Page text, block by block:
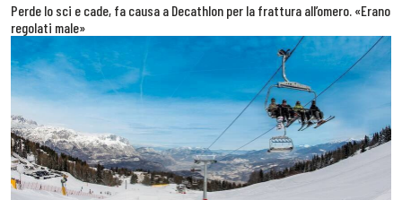
Perde lo sci e cade, fa causa a Decathlon per la frattura all’omero. «Erano
regolati male»